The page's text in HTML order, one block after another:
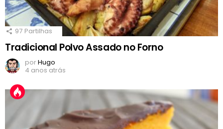
97 Partilhas
Tradicional Polvo Assado no Forno
porHugo
4 anos atrás